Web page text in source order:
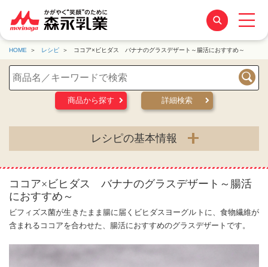
HOME レシピ ココア×ビヒダス バナナのグラスデザート～腸活におすすめ～
検索
商品から探す
詳細検索
レシピの基本情報
ココア×ビヒダス バナナのグラスデザート～腸活
におすすめ～
ビフィズス菌が生きたまま腸に届くビヒダスヨーグルトに、食物繊維が
含まれるココアを合わせた、腸活におすすめのグラスデザートです。